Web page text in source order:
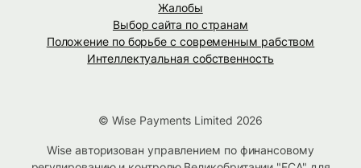
Жалобы
Выбор сайта по странам
Положение по борьбе с современным рабством
Интеллектуальная собственность
© Wise Payments Limited 2026
Wise авторизован управлением по финансовому